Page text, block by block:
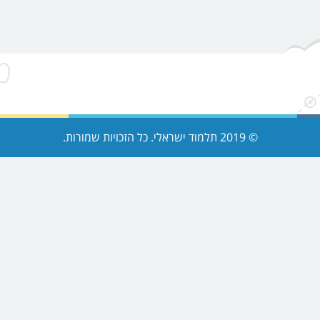
© 2019 תלמוד ישראלי. כל הזכויות שמורות.